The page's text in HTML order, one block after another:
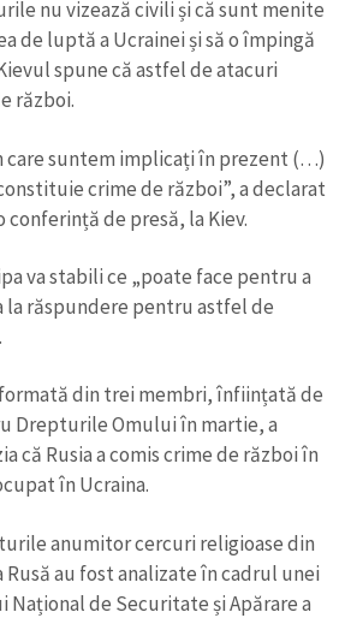
nu vizează civili și că sunt menite
de luptă a Ucrainei și să o împingă
spune că astfel de atacuri
război.
care suntem implicați în prezent (…)
crime de război”, a declarat
conferință de presă, la Kiev.
va stabili ce „poate face pentru a
răspundere pentru astfel de
din trei membri, înființată de
Drepturile Omului în martie, a
că Rusia a comis crime de război în
în Ucraina.
anumitor cercuri religioase din
Rusă au fost analizate în cadrul unei
Național de Securitate și Apărare a